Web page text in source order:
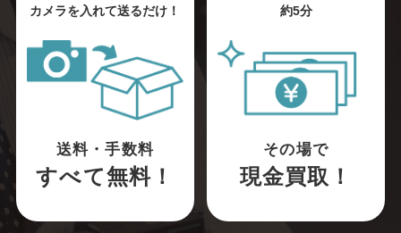
カメラを入れて送るだけ！
送料・手数料
すべて無料！
約5分
その場で
現金買取！